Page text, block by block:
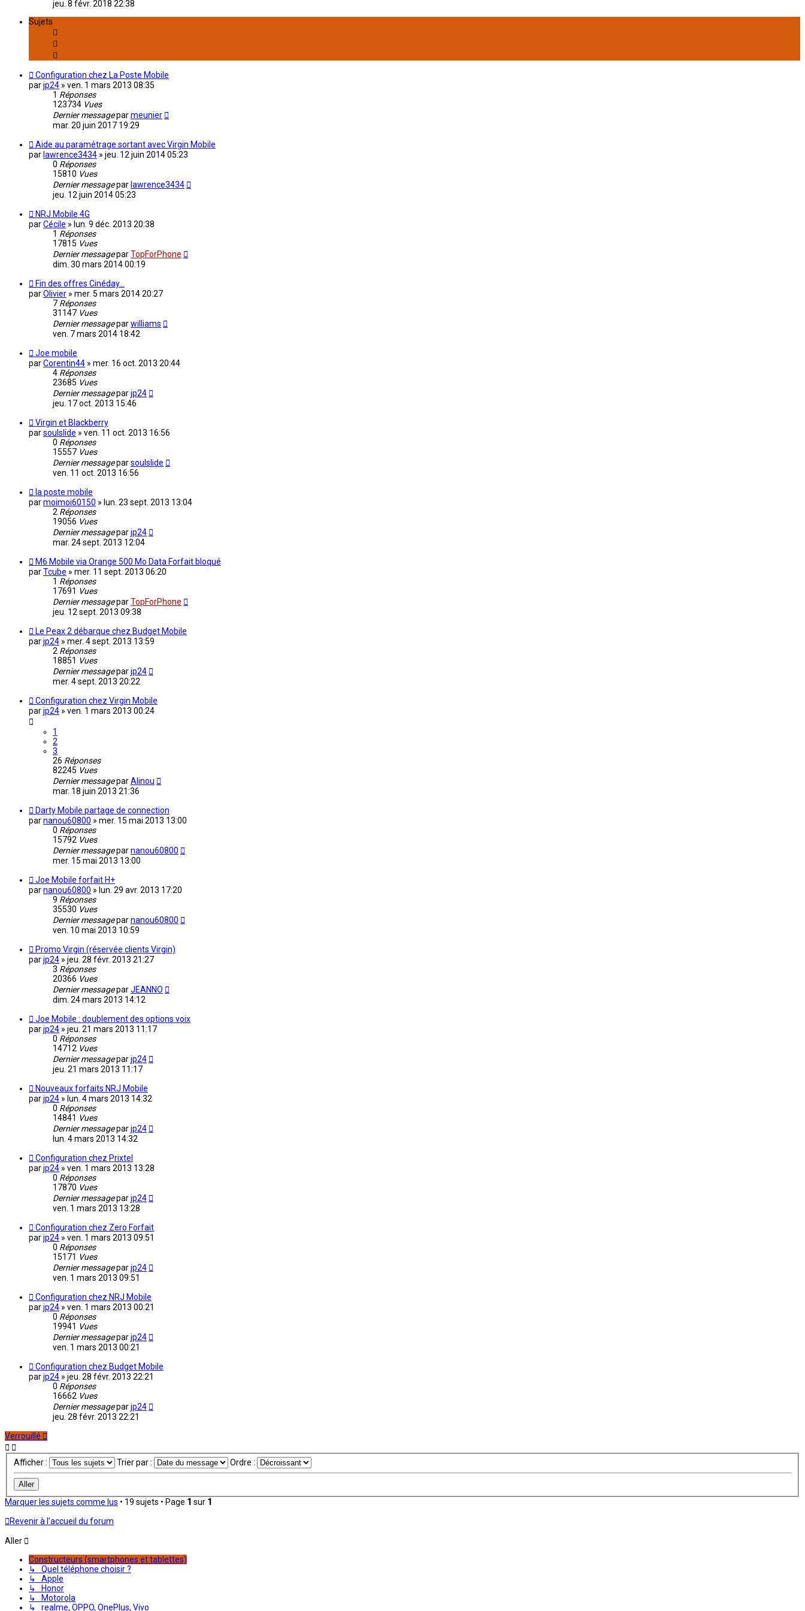
jeu. 8 févr. 2018 22:38
Sujets
Configuration chez La Poste Mobile
parjp24 » ven. 1 mars 2013 08:35
1 Réponses
123734 Vues
Dernier messageparmeunier
mar. 20 juin 2017 19:29
Aide au paramétrage sortant avec Virgin Mobile
par lawrence3434 » jeu. 12 juin 2014 05:23
0 Réponses
15810 Vues
Dernier messagepar lawrence3434
jeu. 12 juin 2014 05:23
NRJ Mobile 4G
parCécile » lun. 9 déc. 2013 20:38
1 Réponses
17815 Vues
Dernier messageparTopForPhone
dim. 30 mars 2014 00:19
Fin des offres Cinéday...
parOlivier » mer. 5 mars 2014 20:27
7 Réponses
31147 Vues
Dernier messageparwilliams
ven. 7 mars 2014 18:42
Joe mobile
parCorentin44 » mer. 16 oct. 2013 20:44
4 Réponses
23685 Vues
Dernier messageparjp24
jeu. 17 oct. 2013 15:46
Virgin et Blackberry
parsoulslide » ven. 11 oct. 2013 16:56
0 Réponses
15557 Vues
Dernier messageparsoulslide
ven. 11 oct. 2013 16:56
la poste mobile
parmoimoi60150 » lun. 23 sept. 2013 13:04
2 Réponses
19056 Vues
Dernier messageparjp24
mar. 24 sept. 2013 12:04
M6 Mobile via Orange 500 Mo Data Forfait bloqué
parTcube » mer. 11 sept. 2013 06:20
1 Réponses
17691 Vues
Dernier messageparTopForPhone
jeu. 12 sept. 2013 09:38
Le Peax 2 débarque chez Budget Mobile
parjp24 » mer. 4 sept. 2013 13:59
2 Réponses
18851 Vues
Dernier messageparjp24
mer. 4 sept. 2013 20:22
Configuration chez Virgin Mobile
parjp24 » ven. 1 mars 2013 00:24
1
2
3
26 Réponses
82245 Vues
Dernier messageparAlinou
mar. 18 juin 2013 21:36
Darty Mobile partage de connection
parnanou60800 » mer. 15 mai 2013 13:00
0 Réponses
15792 Vues
Dernier messageparnanou60800
mer. 15 mai 2013 13:00
Joe Mobile forfait H+
parnanou60800 » lun. 29 avr. 2013 17:20
9 Réponses
35530 Vues
Dernier messageparnanou60800
ven. 10 mai 2013 10:59
Promo Virgin (réservée clients Virgin)
parjp24 » jeu. 28 févr. 2013 21:27
3 Réponses
20366 Vues
Dernier messageparJEANNO
dim. 24 mars 2013 14:12
Joe Mobile : doublement des options voix
parjp24 » jeu. 21 mars 2013 11:17
0 Réponses
14712 Vues
Dernier messageparjp24
jeu. 21 mars 2013 11:17
Nouveaux forfaits NRJ Mobile
parjp24 » lun. 4 mars 2013 14:32
0 Réponses
14841 Vues
Dernier messageparjp24
lun. 4 mars 2013 14:32
Configuration chez Prixtel
parjp24 » ven. 1 mars 2013 13:28
0 Réponses
17870 Vues
Dernier messageparjp24
ven. 1 mars 2013 13:28
Configuration chez Zero Forfait
parjp24 » ven. 1 mars 2013 09:51
0 Réponses
15171 Vues
Dernier messageparjp24
ven. 1 mars 2013 09:51
Configuration chez NRJ Mobile
parjp24 » ven. 1 mars 2013 00:21
0 Réponses
19941 Vues
Dernier messageparjp24
ven. 1 mars 2013 00:21
Configuration chez Budget Mobile
parjp24 » jeu. 28 févr. 2013 22:21
0 Réponses
16662 Vues
Dernier messageparjp24
jeu. 28 févr. 2013 22:21
Verrouillé
Afficher : Trier par : Ordre :
Marquer les sujets comme lus • 19 sujets • Page 1 sur 1
Revenir à l’accueil du forum
Aller
Constructeurs (smartphones et tablettes)
↳ Quel téléphone choisir ?
↳ Apple
↳ Honor
↳ Motorola
↳ realme, OPPO, OnePlus, Vivo